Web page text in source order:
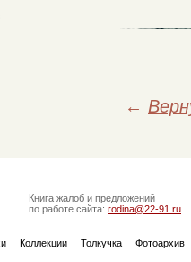
←
Книга жалоб и предложений
по работе сайта: rodina@22-91.ru
Коллекции Толкучка Фотоархив